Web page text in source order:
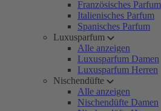
Französisches Parfum
Italienisches Parfum
Spanisches Parfum
Luxusparfum
Alle anzeigen
Luxusparfum Damen
Luxusparfum Herren
Nischendüfte
Alle anzeigen
Nischendüfte Damen